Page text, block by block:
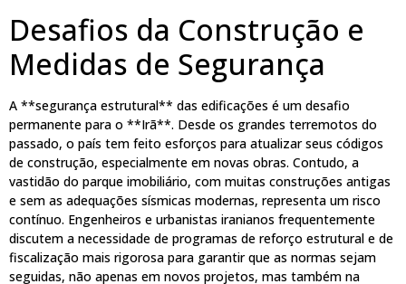
Desafios da Construção e
Medidas de Segurança
A **segurança estrutural** das edificações é um desafio
permanente para o **Irã**. Desde os grandes terremotos do
passado, o país tem feito esforços para atualizar seus códigos
de construção, especialmente em novas obras. Contudo, a
vastidão do parque imobiliário, com muitas construções antigas
e sem as adequações sísmicas modernas, representa um risco
contínuo. Engenheiros e urbanistas iranianos frequentemente
discutem a necessidade de programas de reforço estrutural e de
fiscalização mais rigorosa para garantir que as normas sejam
seguidas, não apenas em novos projetos, mas também na